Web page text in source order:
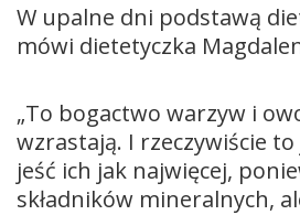
W upalne dni podstawą
mówi dietetyczka
„To bogactwo warzyw i
wzrastają. I rzeczywiście
jeść ich jak najwięcej,
składników mineralnych,